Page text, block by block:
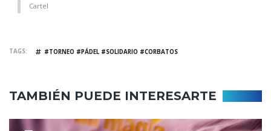
Cartel
TAGS #TORNEO #PÁDEL #SOLIDARIO #CORBATOS
TAMBIÉN PUEDE INTERESARTE